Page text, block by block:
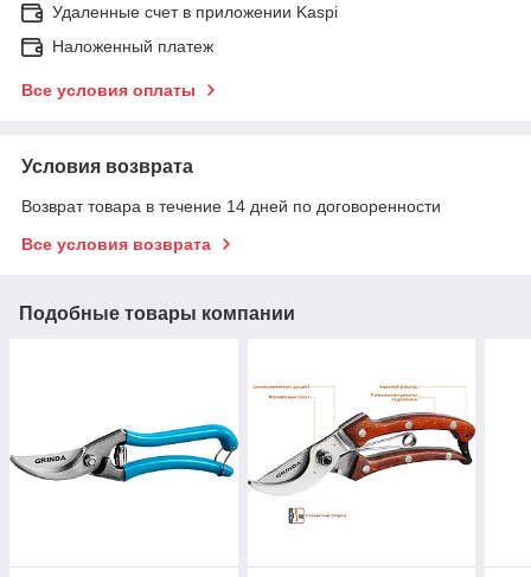
Удаленные счет в приложении Kaspi
Наложенный платеж
Все условия оплаты
Условия возврата
Возврат товара в течение 14 дней по договоренности
Все условия возврата
Подобные товары компании